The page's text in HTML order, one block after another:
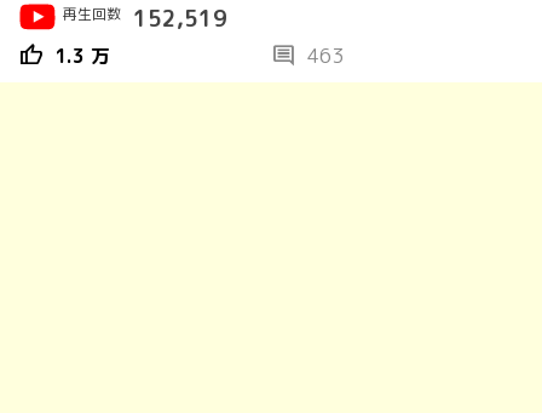
再生回数
152,519
thumb_up 1.3 万 comment 463